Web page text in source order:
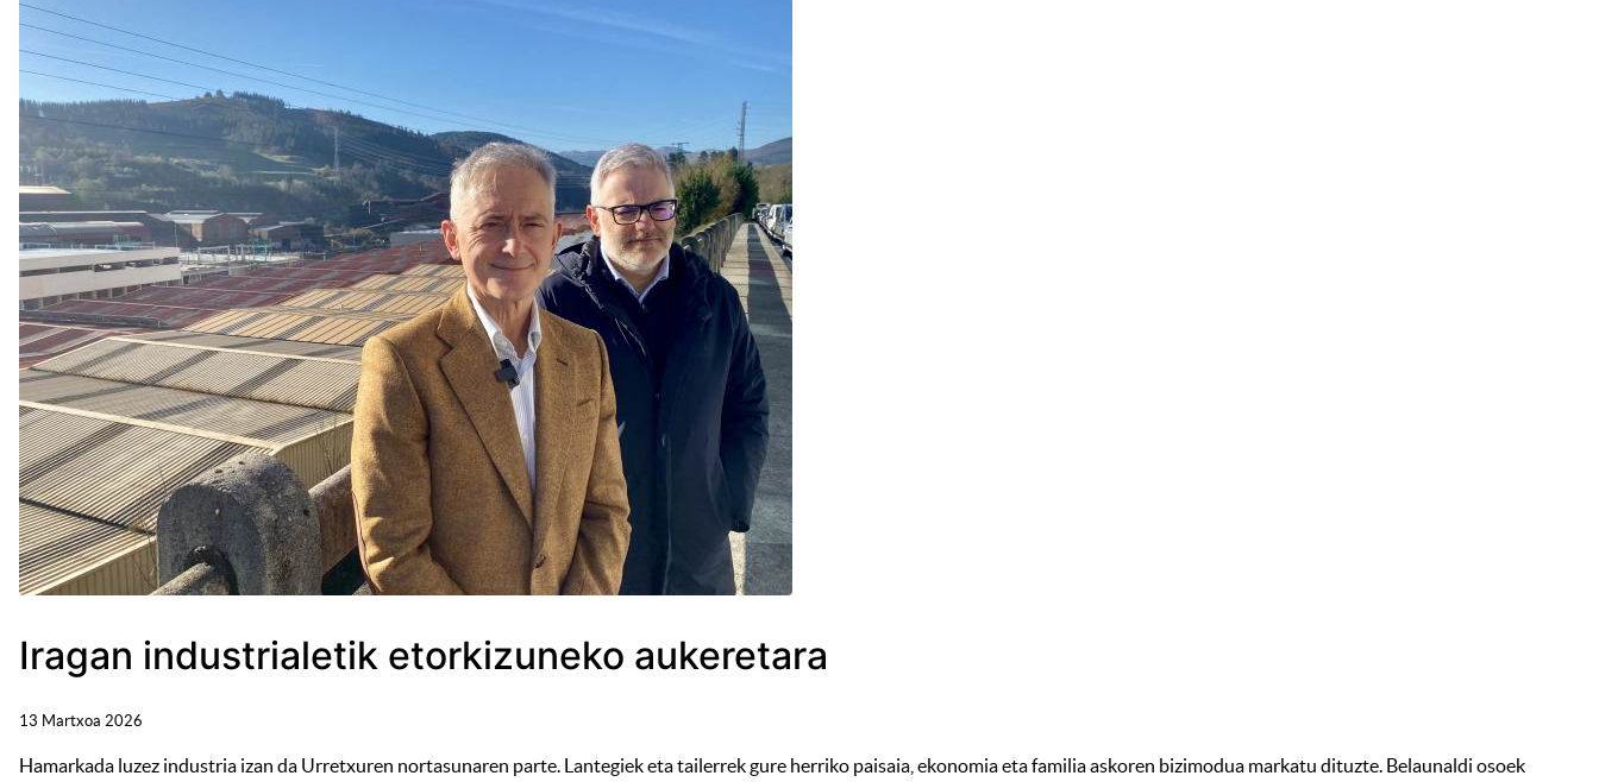
Iragan industrialetik etorkizuneko aukeretara
13 Martxoa 2026
Hamarkada luzez industria izan da Urretxuren nortasunaren parte. Lantegiek eta tailerrek gure herriko paisaia, ekonomia eta familia askoren bizimodua markatu dituzte. Belaunaldi osoek